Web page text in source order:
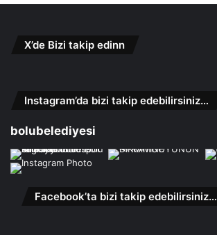
X’de Bizi takip edinn
Instagram’da bizi takip edebilirsiniz…
bolubelediyesi
Facebook’ta bizi takip edebilirsiniz…